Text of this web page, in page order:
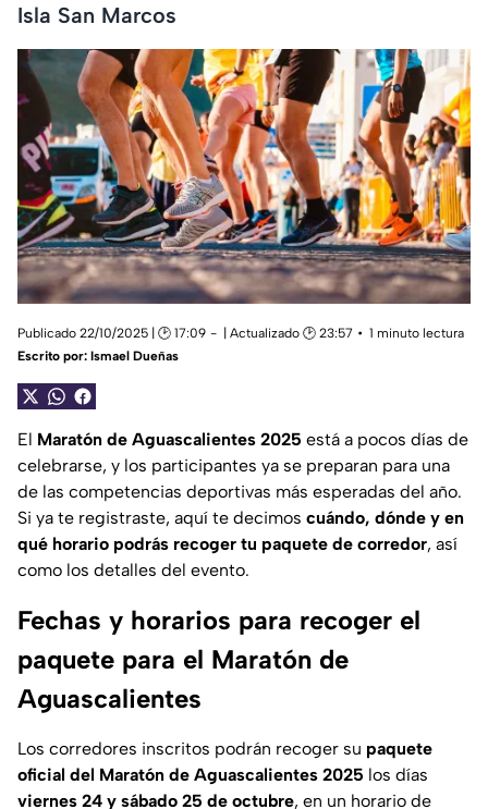
Isla San Marcos
Publicado 22/10/2025 | 🕑 17:09 | Actualizado 🕑 23:57
1 minuto lectura
Escrito por: Ismael Dueñas
El Maratón de Aguascalientes 2025 está a pocos días de
celebrarse, y los participantes ya se preparan para una
de las competencias deportivas más esperadas del año.
Si ya te registraste, aquí te decimos cuándo, dónde y en
qué horario podrás recoger tu paquete de corredor, así
como los detalles del evento.
Fechas y horarios para recoger el
paquete para el Maratón de
Aguascalientes
Los corredores inscritos podrán recoger su paquete
oficial del Maratón de Aguascalientes 2025 los días
viernes 24 y sábado 25 de octubre, en un horario de